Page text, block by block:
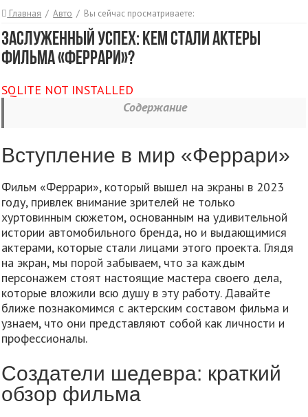
Главная / Авто / Вы сейчас просматриваете:
Заслуженный успех: кем стали актеры
фильма «Феррари»?
SQLITE NOT INSTALLED
Содержание
Вступление в мир «Феррари»
Фильм «Феррари», который вышел на экраны в 2023
году, привлек внимание зрителей не только
хуртовинным сюжетом, основанным на удивительной
истории автомобильного бренда, но и выдающимися
актерами, которые стали лицами этого проекта. Глядя
на экран, мы порой забываем, что за каждым
персонажем стоят настоящие мастера своего дела,
которые вложили всю душу в эту работу. Давайте
ближе познакомимся с актерским составом фильма и
узнаем, что они представляют собой как личности и
профессионалы.
Создатели шедевра: краткий
обзор фильма